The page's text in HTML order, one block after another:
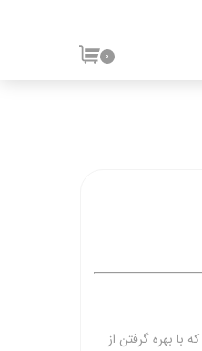
۰
بهره گرفتن از